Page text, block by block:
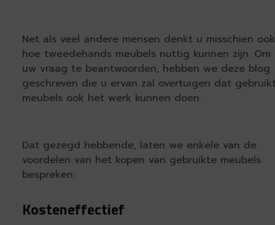
Net als veel andere mensen denkt u misschien ook
hoe tweedehands meubels nuttig kunnen zijn. Om
uw vraag te beantwoorden, hebben we deze blog
geschreven die u ervan zal overtuigen dat
meubels ook het werk kunnen doen.
Dat gezegd hebbende, laten we enkele van de
voordelen van het kopen van gebruikte meubels
bespreken:
Kosteneffectief